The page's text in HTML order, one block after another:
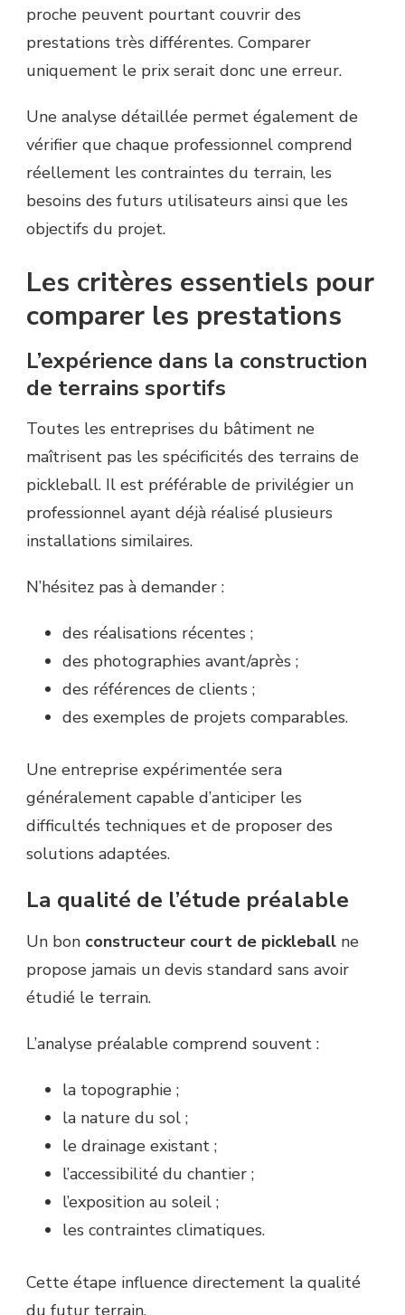
proche peuvent pourtant couvrir des
prestations très différentes. Comparer
uniquement le prix serait donc une erreur.
Une analyse détaillée permet également de
vérifier que chaque professionnel comprend
réellement les contraintes du terrain, les
besoins des futurs utilisateurs ainsi que les
objectifs du projet.
Les critères essentiels pour
comparer les prestations
L’expérience dans la construction
de terrains sportifs
Toutes les entreprises du bâtiment ne
maîtrisent pas les spécificités des terrains de
pickleball. Il est préférable de privilégier un
professionnel ayant déjà réalisé plusieurs
installations similaires.
N’hésitez pas à demander :
des réalisations récentes ;
des photographies avant/après ;
des références de clients ;
des exemples de projets comparables.
Une entreprise expérimentée sera
généralement capable d’anticiper les
difficultés techniques et de proposer des
solutions adaptées.
La qualité de l’étude préalable
Un bon constructeur court de pickleball ne
propose jamais un devis standard sans avoir
étudié le terrain.
L’analyse préalable comprend souvent :
la topographie ;
la nature du sol ;
le drainage existant ;
l’accessibilité du chantier ;
l’exposition au soleil ;
les contraintes climatiques.
Cette étape influence directement la qualité
du futur terrain.